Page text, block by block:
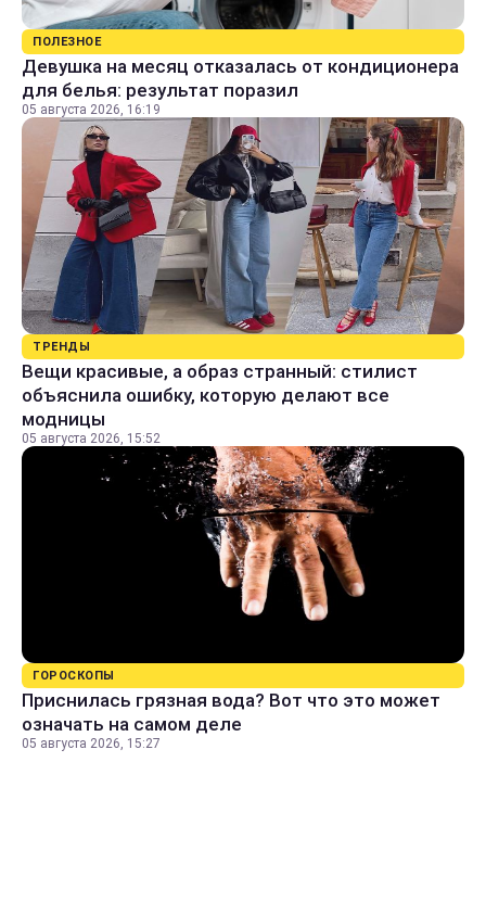
ПОЛЕЗНОЕ
Девушка на месяц отказалась от кондиционера
для белья: результат поразил
05 августа 2026, 16:19
ТРЕНДЫ
Вещи красивые, а образ странный: стилист
объяснила ошибку, которую делают все
модницы
05 августа 2026, 15:52
ГОРОСКОПЫ
Приснилась грязная вода? Вот что это может
означать на самом деле
05 августа 2026, 15:27